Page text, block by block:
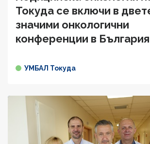
Токуда се включи в
значими онкологични
конференции в България
УМБАЛ Токуда